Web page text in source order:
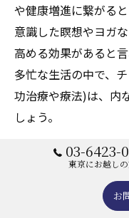
や健康増進に繋がる
意識した瞑想やヨガ
高める効果があると
多忙な生活の中で、
功治療や療法)は、内
しょう。
クンダリニーを
啓気功治療や療
03-6423-
東京にお越し
お